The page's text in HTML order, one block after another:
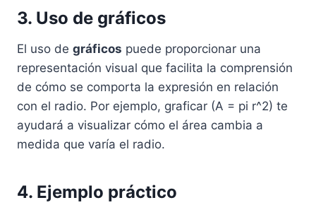
3. Uso de gráficos
El uso de gráficos puede proporcionar una
representación visual que facilita la comprensión
de cómo se comporta la expresión en relación
con el radio. Por ejemplo, graficar (A = pi r^2) te
ayudará a visualizar cómo el área cambia a
medida que varía el radio.
4. Ejemplo práctico